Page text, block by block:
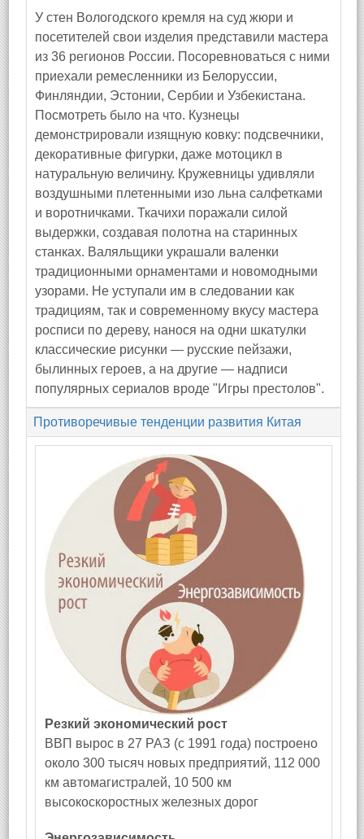
У стен Вологодского кремля на суд жюри и
посетителей свои изделия представили мастера
из 36 регионов России. Посоревноваться с ними
приехали ремесленники из Белоруссии,
Финляндии, Эстонии, Сербии и Узбекистана.
Посмотреть было на что. Кузнецы
демонстрировали изящную ковку: подсвечники,
декоративные фигурки, даже мотоцикл в
натуральную величину. Кружевницы удивляли
воздушными плетенными изо льна салфетками
и воротничками. Ткачихи поражали силой
выдержки, создавая полотна на старинных
станках. Валяльщики украшали валенки
традиционными орнаментами и новомодными
узорами. Не уступали им в следовании как
традициям, так и современному вкусу мастера
росписи по дереву, нанося на одни шкатулки
классические рисунки — русские пейзажи,
былинных героев, а на другие — надписи
популярных сериалов вроде "Игры престолов".
Противоречивые тенденции развития Китая
Резкий экономический рост
ВВП вырос в 27 РАЗ (с 1991 года) построено
около 300 тысяч новых предприятий, 112 000
км автомагистралей, 10 500 км
высокоскоростных железных дорог